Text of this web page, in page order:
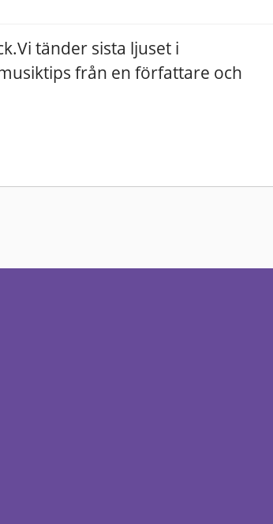
Vi tänder sista ljuset i
från en författare och